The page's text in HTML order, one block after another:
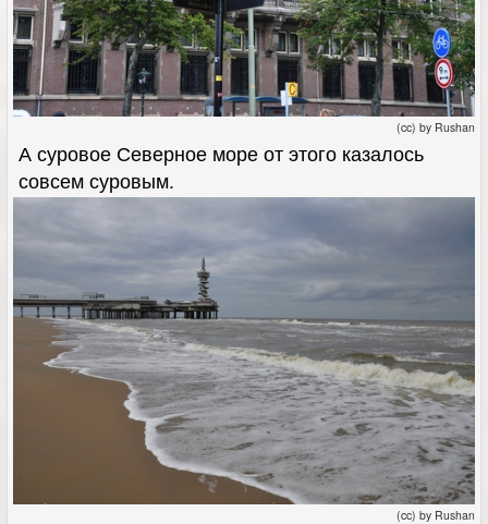
(cc) by Rushan
А суровое Северное море от этого казалось
совсем суровым.
(cc) by Rushan